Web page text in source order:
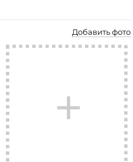
Добавить фото